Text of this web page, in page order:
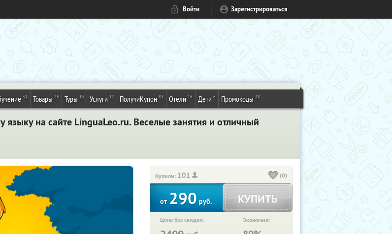
Войти Зарегистрироваться
31 Товары 25 Туры 13 Услуги 12 ПолучиКупон 83 Отели 16 Дети 6 Промокоды 48
языку на сайте LinguaLeo.ru. Веселые занятия и отличный
Купили: 101 (0)
от290руб. КУПИТЬ
Цена без скидки: Экономия: